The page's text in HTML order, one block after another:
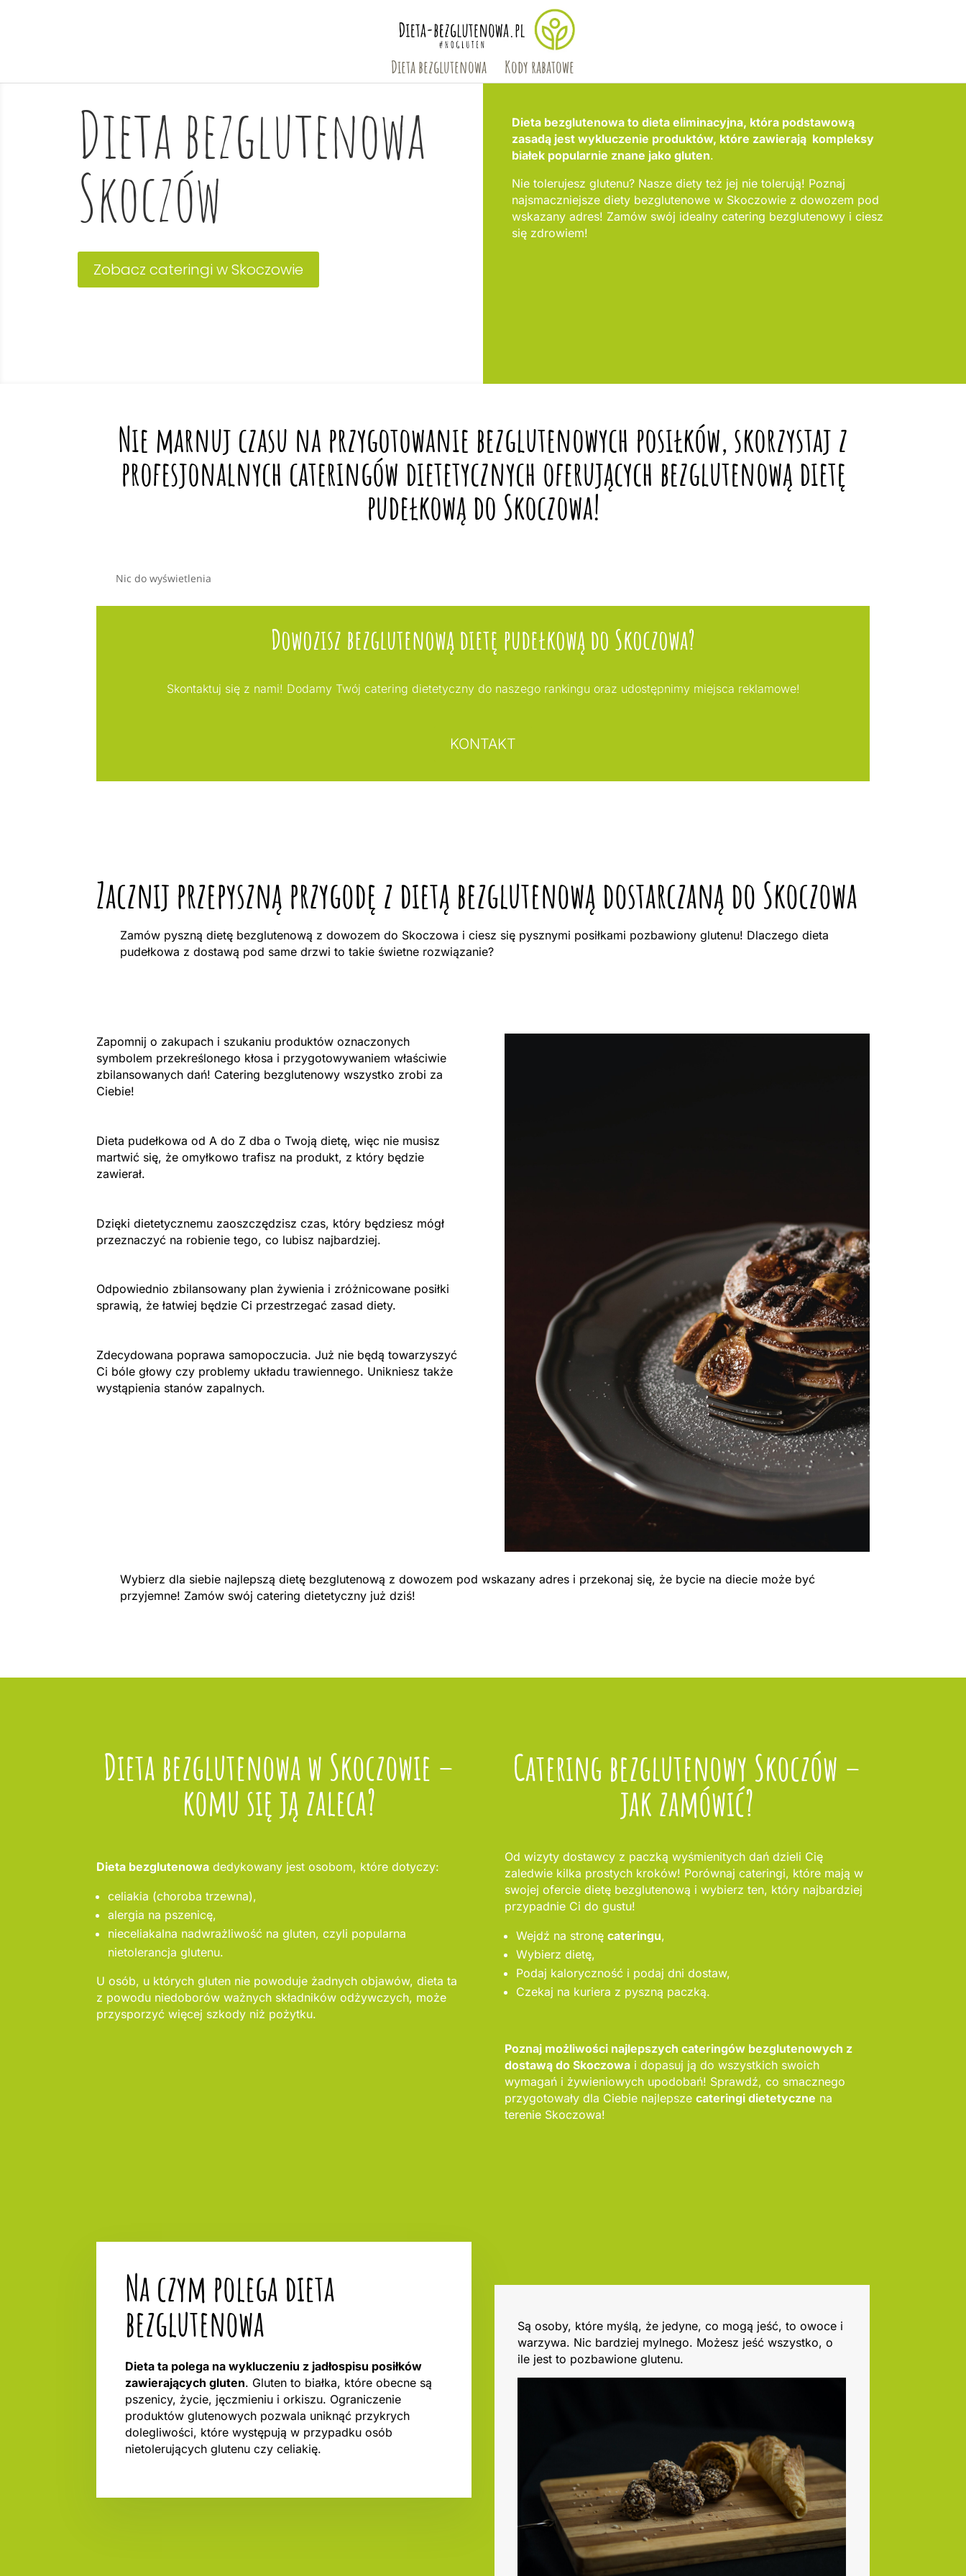
Dieta bezglutenowa Kody rabatowe
Dieta bezglutenowa
Skoczów
Zobacz cateringi w Skoczowie
Dieta bezglutenowa to dieta eliminacyjna, która podstawową
zasadą jest wykluczenie produktów, które zawierają kompleksy
białek popularnie znane jako gluten.
Nie tolerujesz glutenu? Nasze diety też jej nie tolerują! Poznaj
najsmaczniejsze diety bezglutenowe w Skoczowie z dowozem pod
wskazany adres! Zamów swój idealny catering bezglutenowy i ciesz
się zdrowiem!
Nie marnuj czasu na przygotowanie bezglutenowych posiłków, skorzystaj z
profesjonalnych cateringów dietetycznych oferujących bezglutenową dietę
pudełkową do Skoczowa!
Nic do wyświetlenia
Dowozisz bezglutenową dietę pudełkową do Skoczowa?
Skontaktuj się z nami! Dodamy Twój catering dietetyczny do naszego rankingu oraz udostępnimy miejsca reklamowe!
KONTAKT
Zacznij przepyszną przygodę z dietą bezglutenową dostarczaną do Skoczowa
Zamów pyszną dietę bezglutenową z dowozem do Skoczowa i ciesz się pysznymi posiłkami pozbawiony glutenu! Dlaczego dieta
pudełkowa z dostawą pod same drzwi to takie świetne rozwiązanie?
Zapomnij o zakupach i szukaniu produktów oznaczonych
symbolem przekreślonego kłosa i przygotowywaniem właściwie
zbilansowanych dań! Catering bezglutenowy wszystko zrobi za
Ciebie!
Dieta pudełkowa od A do Z dba o Twoją dietę, więc nie musisz
martwić się, że omyłkowo trafisz na produkt, z który będzie
zawierał.
Dzięki dietetycznemu zaoszczędzisz czas, który będziesz mógł
przeznaczyć na robienie tego, co lubisz najbardziej.
Odpowiednio zbilansowany plan żywienia i zróżnicowane posiłki
sprawią, że łatwiej będzie Ci przestrzegać zasad diety.
Zdecydowana poprawa samopoczucia. Już nie będą towarzyszyć
Ci bóle głowy czy problemy układu trawiennego. Unikniesz także
wystąpienia stanów zapalnych.
Wybierz dla siebie najlepszą dietę bezglutenową z dowozem pod wskazany adres i przekonaj się, że bycie na diecie może być
przyjemne! Zamów swój catering dietetyczny już dziś!
Dieta bezglutenowa w Skoczowie –
komu się ją zaleca?
Dieta bezglutenowa dedykowany jest osobom, które dotyczy:
celiakia (choroba trzewna),
alergia na pszenicę,
nieceliakalna nadwrażliwość na gluten, czyli popularna
nietolerancja glutenu.
U osób, u których gluten nie powoduje żadnych objawów, dieta ta
z powodu niedoborów ważnych składników odżywczych, może
przysporzyć więcej szkody niż pożytku.
Catering bezglutenowy Skoczów –
jak zamówić?
Od wizyty dostawcy z paczką wyśmienitych dań dzieli Cię
zaledwie kilka prostych kroków! Porównaj cateringi, które mają w
swojej ofercie dietę bezglutenową i wybierz ten, który najbardziej
przypadnie Ci do gustu!
Wejdź na stronę cateringu,
Wybierz dietę,
Podaj kaloryczność i podaj dni dostaw,
Czekaj na kuriera z pyszną paczką.
Poznaj możliwości najlepszych cateringów bezglutenowych z
dostawą do Skoczowai dopasuj ją do wszystkich swoich
wymagań i żywieniowych upodobań! Sprawdź, co smacznego
przygotowały dla Ciebie najlepsze cateringi dietetyczne na
terenie Skoczowa!
Na czym polega dieta
bezglutenowa
Dieta ta polega na wykluczeniu z jadłospisu posiłków
zawierających gluten. Gluten to białka, które obecne są
pszenicy, życie, jęczmieniu i orkiszu. Ograniczenie
produktów glutenowych pozwala uniknąć przykrych
dolegliwości, które występują w przypadku osób
nietolerujących glutenu czy celiakię.
Są osoby, które myślą, że jedyne, co mogą jeść, to owoce i
warzywa. Nic bardziej mylnego. Możesz jeść wszystko, o
ile jest to pozbawione glutenu.